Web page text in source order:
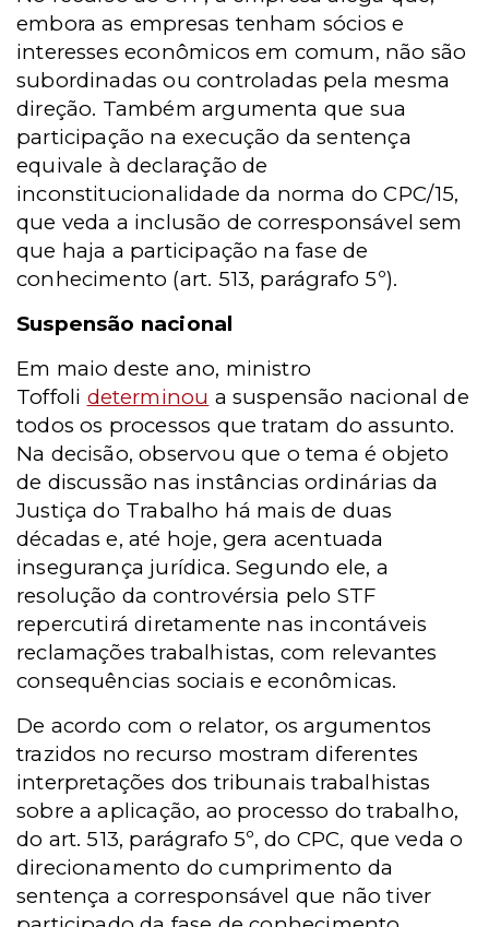
embora as empresas tenham sócios e
interesses econômicos em comum, não são
subordinadas ou controladas pela mesma
direção. Também argumenta que sua
participação na execução da sentença
equivale à declaração de
inconstitucionalidade da norma do CPC/15,
que veda a inclusão de corresponsável sem
que haja a participação na fase de
conhecimento (art. 513, parágrafo 5º).
Suspensão nacional
Em maio deste ano, ministro
Toffoli determinou a suspensão nacional de
todos os processos que tratam do assunto.
Na decisão, observou que o tema é objeto
de discussão nas instâncias ordinárias da
Justiça do Trabalho há mais de duas
décadas e, até hoje, gera acentuada
insegurança jurídica. Segundo ele, a
resolução da controvérsia pelo STF
repercutirá diretamente nas incontáveis
reclamações trabalhistas, com relevantes
consequências sociais e econômicas.
De acordo com o relator, os argumentos
trazidos no recurso mostram diferentes
interpretações dos tribunais trabalhistas
sobre a aplicação, ao processo do trabalho,
do art. 513, parágrafo 5º, do CPC, que veda o
direcionamento do cumprimento da
sentença a corresponsável que não tiver